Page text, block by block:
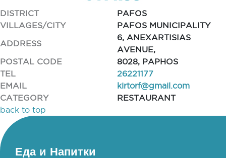
DISTRICT
PAFOS
VILLAGES/CITY
PAFOS MUNICIPALITY
ADDRESS
6, ANEXARTISIAS
AVENUE,
POSTAL CODE
8028, PAPHOS
TEL
26221177
EMAIL
kirtorf@gmail.com
CATEGORY
RESTAURANT
back to top
Еда и Напитки